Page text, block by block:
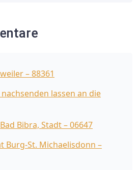
– 88361
lassen an die
Bad Bibra, Stadt – 06647
Burg-St. Michaelisdonn –